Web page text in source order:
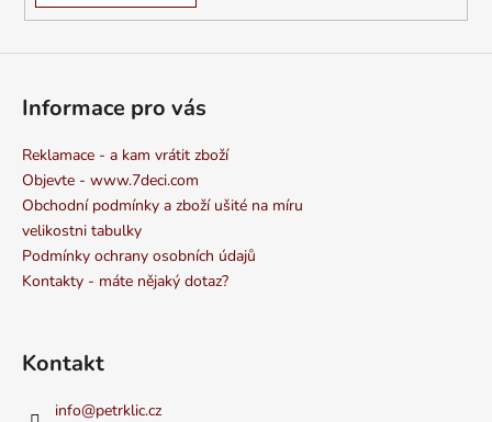
Informace pro vás
Reklamace - a kam vrátit zboží
Objevte - www.7deci.com
Obchodní podmínky a zboží ušité na míru
velikostni tabulky
Podmínky ochrany osobních údajů
Kontakty - máte nějaký dotaz?
Kontakt
info@petrklic.cz